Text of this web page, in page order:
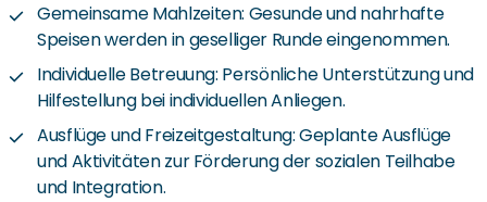
Gemeinsame Mahlzeiten: Gesunde und nahrhafte
Speisen werden in geselliger Runde eingenommen.
Individuelle Betreuung: Persönliche Unterstützung und
Hilfestellung bei individuellen Anliegen.
Ausflüge und Freizeitgestaltung: Geplante Ausflüge
und Aktivitäten zur Förderung der sozialen Teilhabe
und Integration.